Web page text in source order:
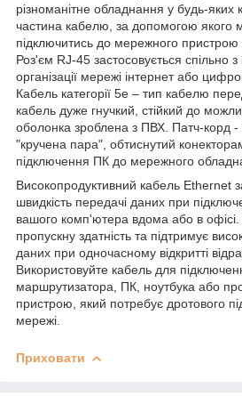
різноманітне обладнання у будь-
частина кабелю, за допомогою якого
підключитись до мережного пристрою
Роз'єм RJ-45 застосовується спільно
організації мережі інтернет або
Кабель категорії 5е – тип кабелю
кабель дуже гнучкий, стійкий до
оболонка зроблена з ПВХ. Патч-корд
"кручена пара", обтиснутий
підключення ПК до мережного
Високопродуктивний кабель Ethernet
швидкість передачі даних при
вашого комп'ютера вдома або в
пропускну здатність та підтримує
даних при одночасному відкритті
Використовуйте кабель для
маршрутизатора, ПК, ноутбука або
пристрою, який потребує дротового
мережі.
Приховати